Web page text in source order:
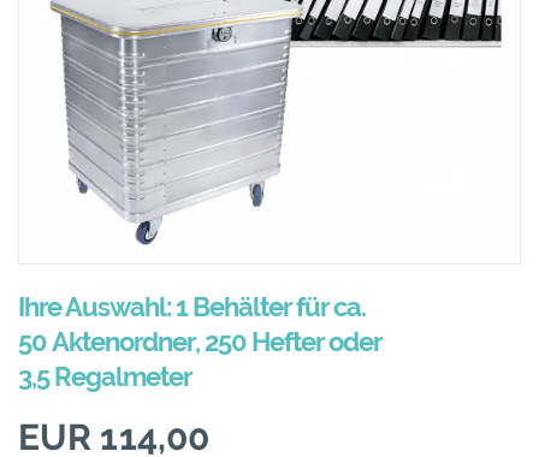
Ihre Auswahl: 1 Behälter für ca.
50 Aktenordner, 250 Hefter oder
3,5 Regalmeter
EUR 114,00